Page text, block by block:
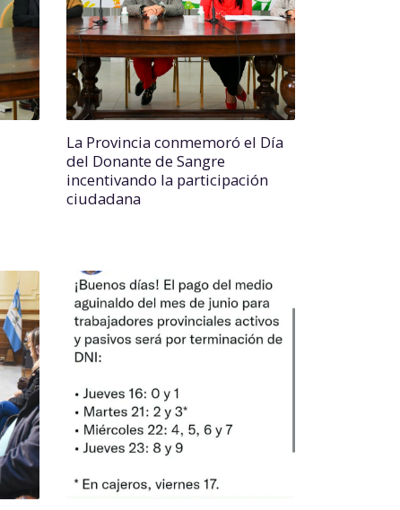
La Provincia conmemoró el Día
del Donante de Sangre
incentivando la participación
ciudadana